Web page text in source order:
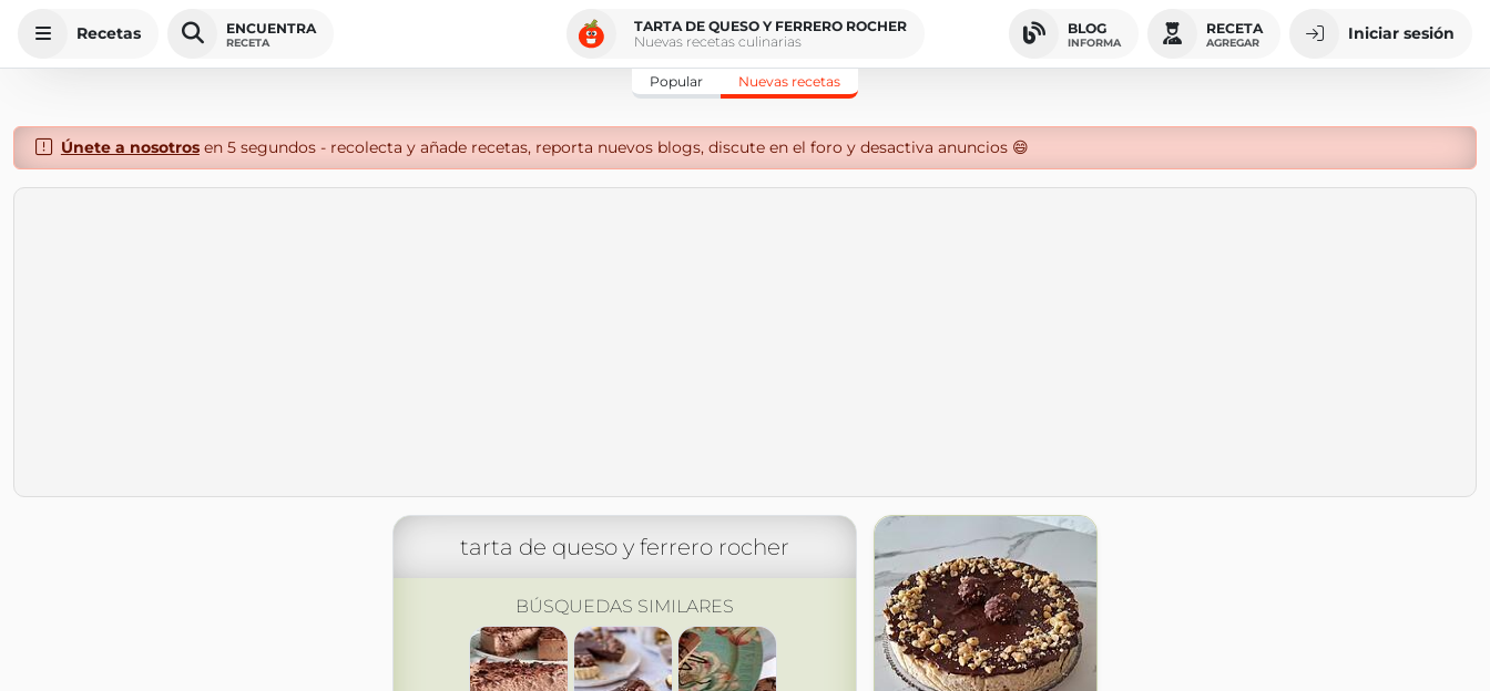
Recetas ENCUENTRA
RECETA
TARTA DE QUESO Y FERRERO ROCHER
Nuevas recetas culinarias
BLOG
INFORMA
RECETA
AGREGAR Iniciar sesión
Popular Nuevas recetas
Únete a nosotrosen 5 segundos - recolecta y añade recetas, reporta nuevos blogs, discute en el foro y desactiva anuncios 😄
tarta de queso y ferrero rocher
BÚSQUEDAS SIMILARES